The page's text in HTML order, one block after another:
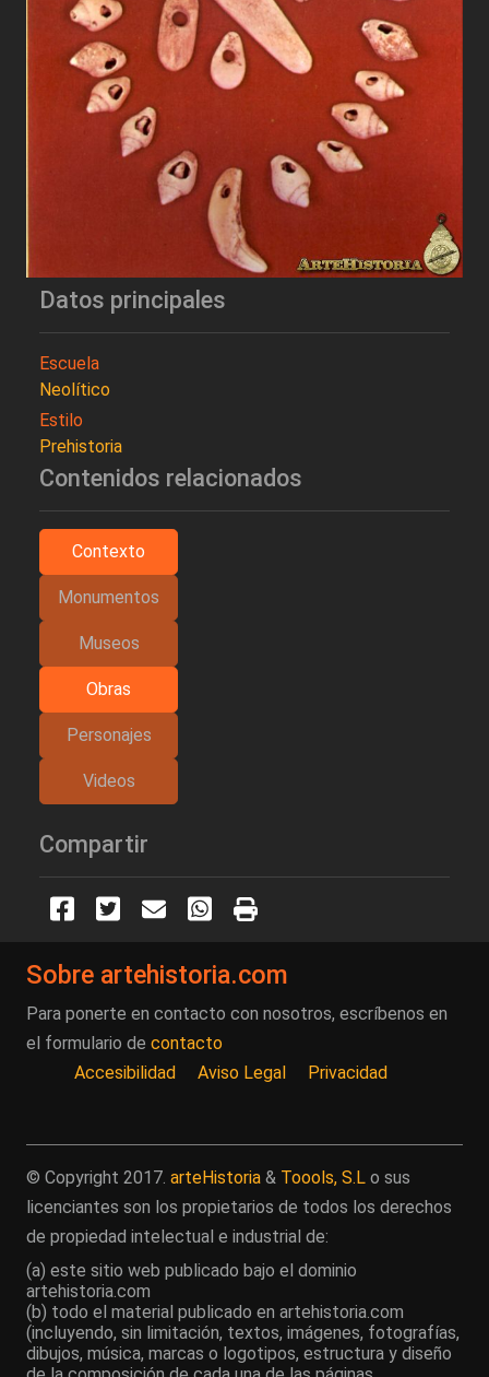
Datos principales
Escuela
Neolítico
Estilo
Prehistoria
Contenidos relacionados
Contexto
Monumentos
Museos
Obras
Personajes
Videos
Compartir
Sobre artehistoria.com
Para ponerte en contacto con nosotros, escríbenos en
el formulario de contacto
Accesibilidad
Aviso Legal Privacidad
© Copyright 2017. arteHistoria & Toools, S.L o sus
licenciantes son los propietarios de todos los derechos
de propiedad intelectual e industrial de:
(a) este sitio web publicado bajo el dominio
artehistoria.com
(b) todo el material publicado en artehistoria.com
(incluyendo, sin limitación, textos, imágenes, fotografías,
dibujos, música, marcas o logotipos, estructura y diseño